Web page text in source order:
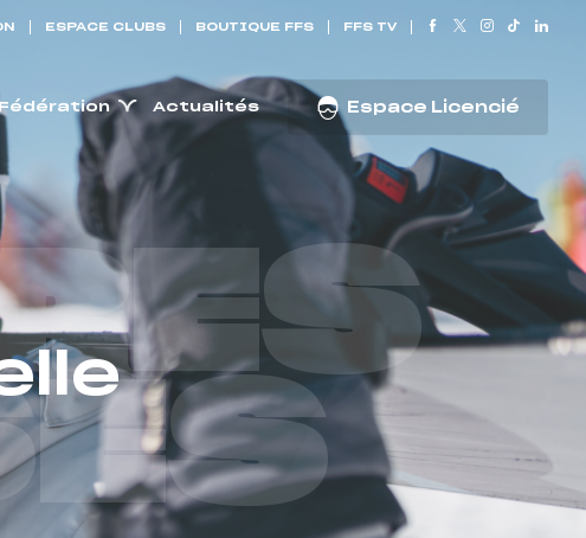
ESPACE CLUBS BOUTIQUE FFS FFS TV
Actualités Espace Licencié